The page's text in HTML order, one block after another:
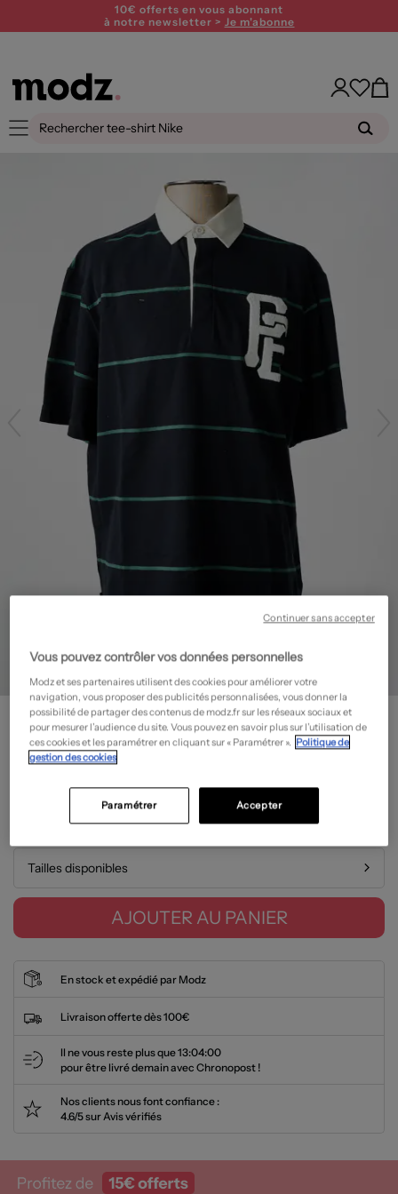
10€ offerts en vous abonnant
à notre newsletter > Je m'abonne
ELEMENT
Polo- Outlet
19,50€
Prix boutique : 65,00€ -70% ?
Guide des tailles
Tailles disponibles
AJOUTER AU PANIER
En stock et expédié par Modz
Livraison offerte dès 100€
Il ne vous reste plus que13:03:59
pour être livré demain avec Chronopost !
Nos clients nous font confiance :
4.6/5 sur Avis vérifiés
Vous pouvez contrôler vos données personnelles
Modz et ses partenaires utilisent des cookies pour améliorer votre
navigation, vous proposer des publicités personnalisées, vous donner la
possibilité de partager des contenus de modz.fr sur les réseaux sociaux et
pour mesurer l’audience du site. Vous pouvez en savoir plus sur l’utilisation de
ces cookies et les paramétrer en cliquant sur « Paramétrer ». Politique de
gestion des cookies
Accepter
Paramétrer
Continuer sans accepter